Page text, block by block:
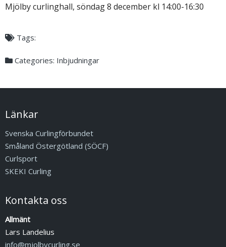
Mjölby curlinghall, söndag 8 december kl 14:00-16:30
Tags:
Categories: Inbjudningar
Länkar
Svenska Curlingförbundet
Småland Östergötland (SÖCF)
Curlsport
SKEKI Curling
Kontakta oss
Allmänt
Lars Landelius
info@mjolbycurling.se